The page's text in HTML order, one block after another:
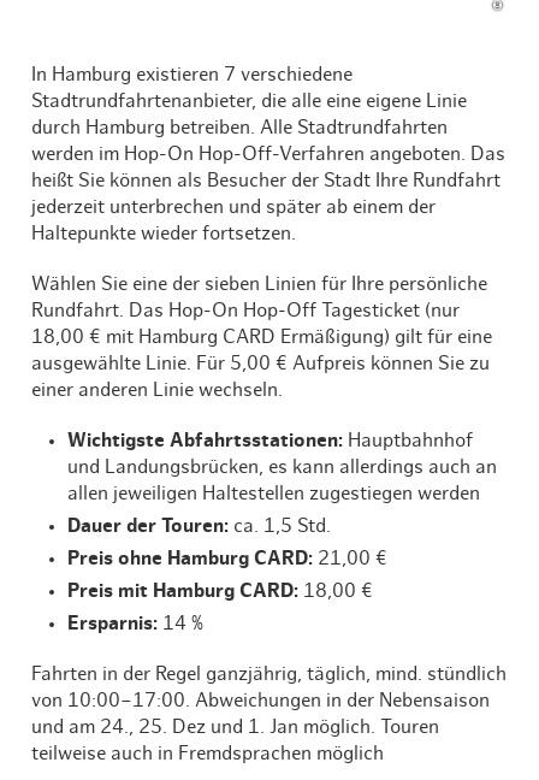
In Hamburg existieren 7 verschiedene
Stadtrundfahrtenanbieter, die alle eine eigene Linie
durch Hamburg betreiben. Alle Stadtrundfahrten
werden im Hop-On Hop-Off-Verfahren angeboten. Das
heißt Sie können als Besucher der Stadt Ihre Rundfahrt
jederzeit unterbrechen und später ab einem der
Haltepunkte wieder fortsetzen.
Wählen Sie eine der sieben Linien für Ihre persönliche
Rundfahrt. Das Hop-On Hop-Off Tagesticket (nur
18,00 € mit Hamburg CARD Ermäßigung) gilt für eine
ausgewählte Linie. Für 5,00 € Aufpreis können Sie zu
einer anderen Linie wechseln.
Wichtigste Abfahrtsstationen: Hauptbahnhof
und Landungsbrücken, es kann allerdings auch an
allen jeweiligen Haltestellen zugestiegen werden
Dauer der Touren: ca. 1,5 Std.
Preis ohne Hamburg CARD: 21,00 €
Preis mit Hamburg CARD: 18,00 €
Ersparnis: 14 %
Fahrten in der Regel ganzjährig, täglich, mind. stündlich
von 10:00–17:00. Abweichungen in der Nebensaison
und am 24., 25. Dez und 1. Jan möglich. Touren
teilweise auch in Fremdsprachen möglich